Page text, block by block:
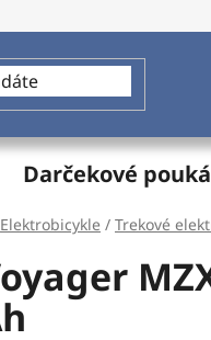
Darčekové
Elektrobicykle / Trekové